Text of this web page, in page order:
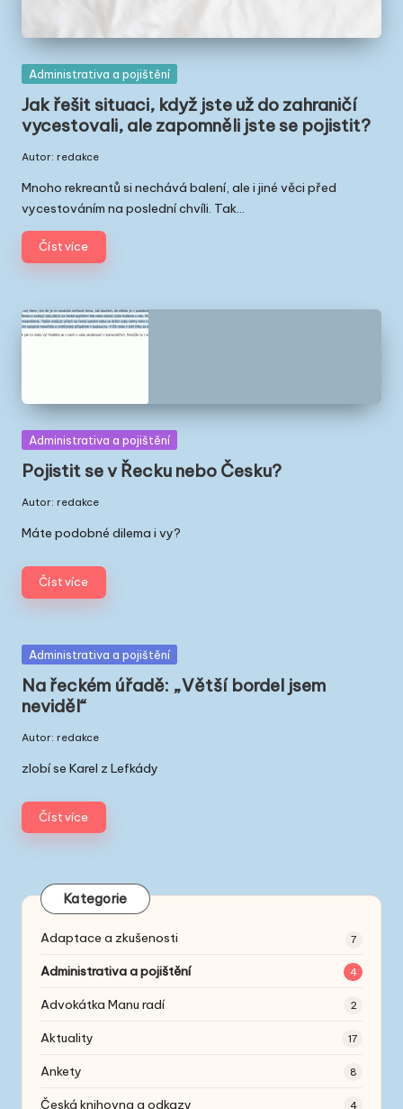
u
Posted
Administrativa a pojištění
Jak řešit situaci, když jste už do zahraničí
vycestovali, ale zapomněli jste se pojistit?
by
Autor: redakce
Mnoho rekreantů si nechává balení, ale i jiné věci před
vycestováním na poslední chvíli. Tak…
Číst více
Posted
Administrativa a pojištění
Pojistit se v Řecku nebo Česku?
by
Autor: redakce
Máte podobné dilema i vy?
Číst více
Posted
Administrativa a pojištění
Na řeckém úřadě: „Větší bordel jsem
neviděl“
Posted
by
Autor: redakce
zlobí se Karel z Lefkády
Číst více
Kategorie
Adaptace a zkušenosti 7
Administrativa a pojištění 4
Advokátka Manu radí 2
Aktuality 17
Ankety 8
Česká knihovna a odkazy 4